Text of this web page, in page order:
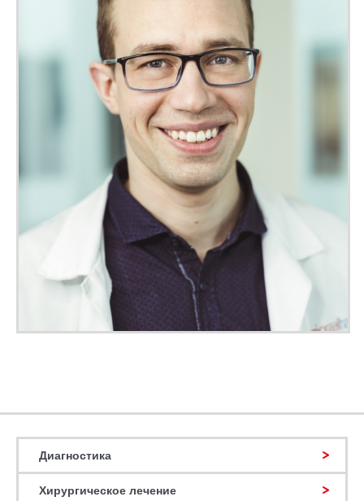
Диагностика
Хирургическое лечение